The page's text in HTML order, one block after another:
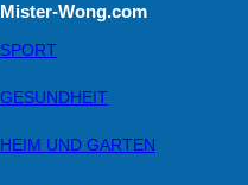
Mister-Wong.com
SPORT
GESUNDHEIT
HEIM UND GARTEN